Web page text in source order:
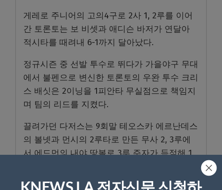
게레로 주니어의 고의4구로 2사 1, 2루를 이어
간 토론토는 보 비셋과 애디슨 바저가 연달아
적시타를 때려내 6-1까지 달아났다.
정규시즌 중 선발 투수로 뛰다가 가을야구 무대
에서 불펜으로 변신한 토론토의 우완 투수 크리
스 배싯은 2이닝을 1피안타 무실점으로 책임지
며 팀의 리드를 지켰다.
끌려가던 다저스는 9회말 테오스카 에르난데스
의 볼넷과 먼시의 2루타로 만든 무사 2, 3루에
서 에드먼의 내야 땅볼로 3루 주자가 득점해 1